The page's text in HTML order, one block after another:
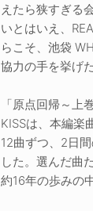
えたら狭すぎる
いとはいえ、
らこそ、池袋
協力の手を挙げ
「原点回帰～上
KISSは、本編楽
12曲ずつ、2日
した。選んだ曲
約16年の歩みの